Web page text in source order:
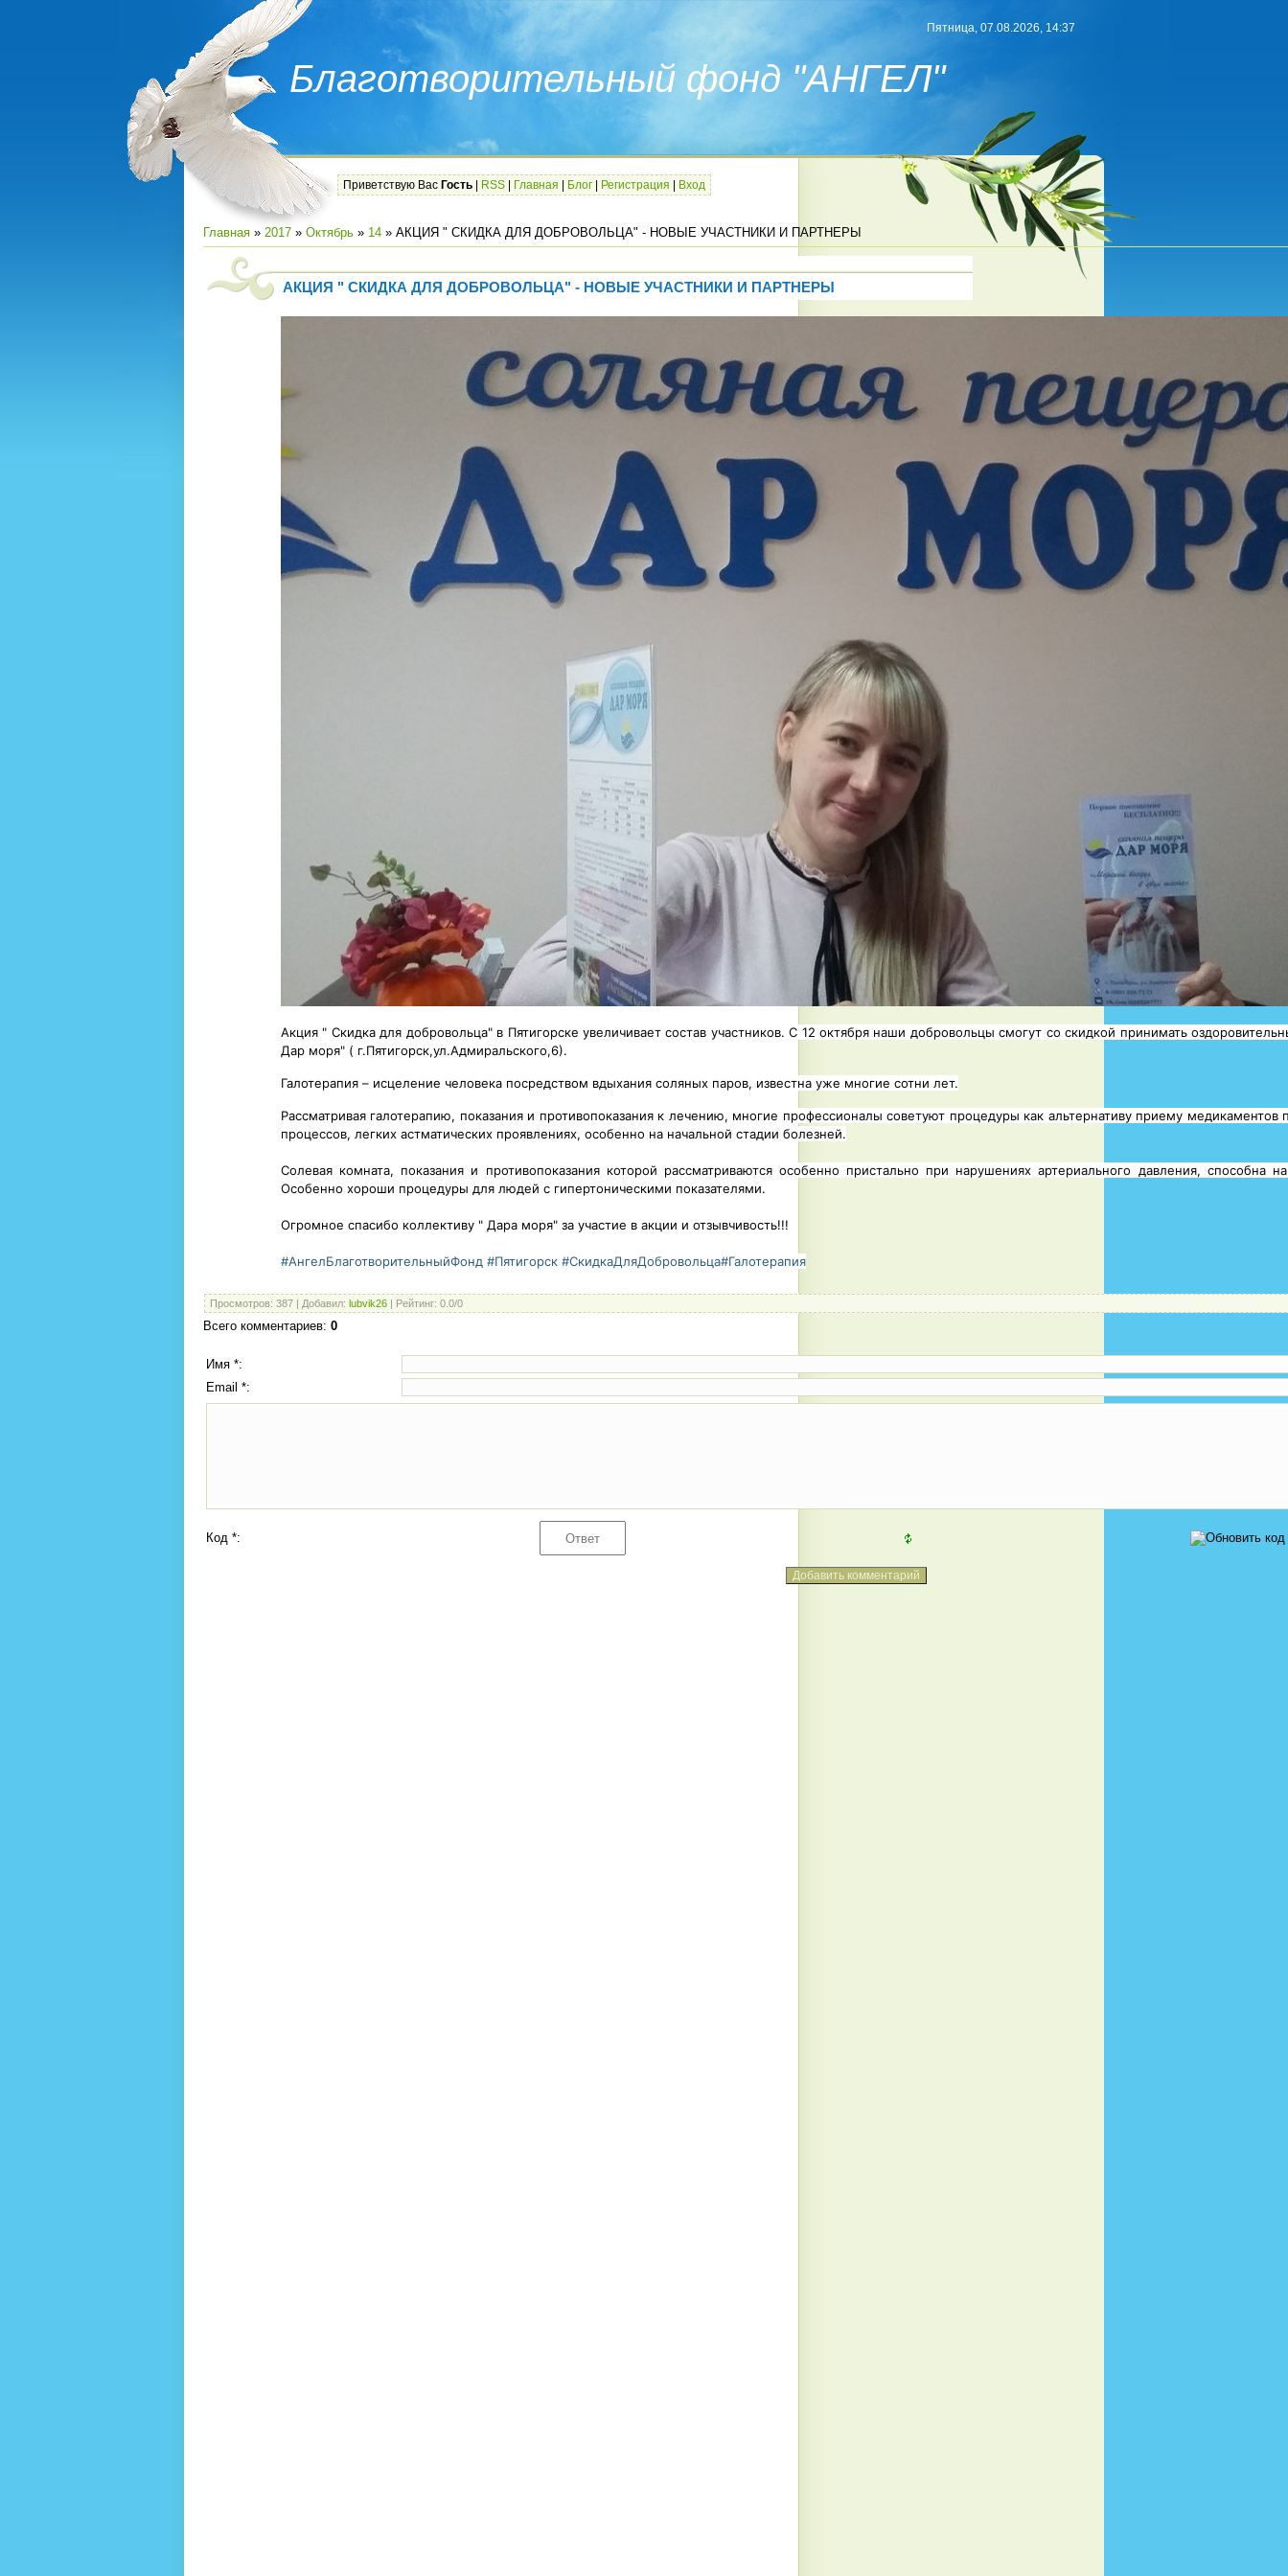
Благотворительный фонд "АНГЕЛ"
Пятница, 07.08.2026, 14:37
Приветствую Вас Гость RSS Главная Блог Регистрация Вход
Главная » 2017 » Октябрь » 14 » АКЦИЯ " СКИДКА ДЛЯ ДОБРОВОЛЬЦА" - НОВЫЕ УЧАСТНИКИ И ПАРТНЕРЫ
АКЦИЯ " СКИДКА ДЛЯ ДОБРОВОЛЬЦА" - НОВЫЕ УЧАСТНИКИ И ПАРТНЕРЫ
Акция " Скидка для добровольца" в Пятигорске увеличивает состав участников. С 12 октября наши добровольцы смогут со скидкой принимать
Дар моря" ( г.Пятигорск,ул.Адмиральского,6).
Галотерапия – исцеление человека посредством вдыхания соляных паров, известна уже многие сотни лет.
Рассматривая галотерапию, показания и противопоказания к лечению, многие профессионалы советуют процедуры как альтернативу приему медикаментов
процессов, легких астматических проявлениях, особенно на начальной стадии болезней.
Солевая комната, показания и противопоказания которой рассматриваются особенно пристально при нарушениях артериального давления, способна
Особенно хороши процедуры для людей с гипертоническими показателями.
Огромное спасибо коллективу " Дара моря" за участие в акции и отзывчивость!!!
#АнгелБлаготворительныйФонд #Пятигорск #СкидкаДляДобровольца#Галотерапия
Просмотров: 387 Добавил: lubvik26 Рейтинг: 0.0/0
Всего комментариев: 0
Имя *:
Email *:
Код *: